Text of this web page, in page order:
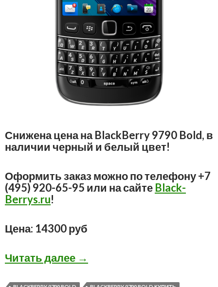
Снижена цена на BlackBerry 9790 Bold, в
наличии черный и белый цвет!
Оформить заказ можно по телефону +7
(495) 920-65-95 или на сайте Black-
Berrys.ru!
Цена: 14300 руб
Читать далее BlackBerry 9790 Bold
→